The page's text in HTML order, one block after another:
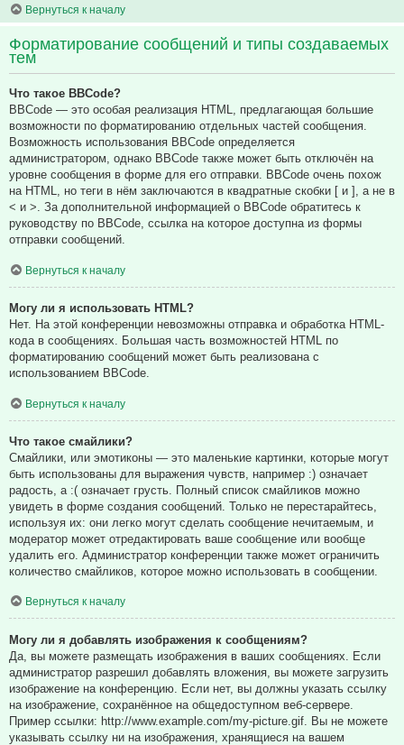
Вернуться к началу
Форматирование сообщений и типы создаваемых
тем
Что такое BBCode?
BBCode — это особая реализация HTML, предлагающая большие
возможности по форматированию отдельных частей сообщения.
Возможность использования BBCode определяется
администратором, однако BBCode также может быть отключён на
уровне сообщения в форме для его отправки. BBCode очень похож
на HTML, но теги в нём заключаются в квадратные скобки [ и ], а не в
< и >. За дополнительной информацией о BBCode обратитесь к
руководству по BBCode, ссылка на которое доступна из формы
отправки сообщений.
Вернуться к началу
Могу ли я использовать HTML?
Нет. На этой конференции невозможны отправка и обработка HTML-
кода в сообщениях. Большая часть возможностей HTML по
форматированию сообщений может быть реализована с
использованием BBCode.
Вернуться к началу
Что такое смайлики?
Смайлики, или эмотиконы — это маленькие картинки, которые могут
быть использованы для выражения чувств, например :) означает
радость, а :( означает грусть. Полный список смайликов можно
увидеть в форме создания сообщений. Только не перестарайтесь,
используя их: они легко могут сделать сообщение нечитаемым, и
модератор может отредактировать ваше сообщение или вообще
удалить его. Администратор конференции также может ограничить
количество смайликов, которое можно использовать в сообщении.
Вернуться к началу
Могу ли я добавлять изображения к сообщениям?
Да, вы можете размещать изображения в ваших сообщениях. Если
администратор разрешил добавлять вложения, вы можете загрузить
изображение на конференцию. Если нет, вы должны указать ссылку
на изображение, сохранённое на общедоступном веб-сервере.
Пример ссылки: http://www.example.com/my-picture.gif. Вы не можете
указывать ссылку ни на изображения, хранящиеся на вашем